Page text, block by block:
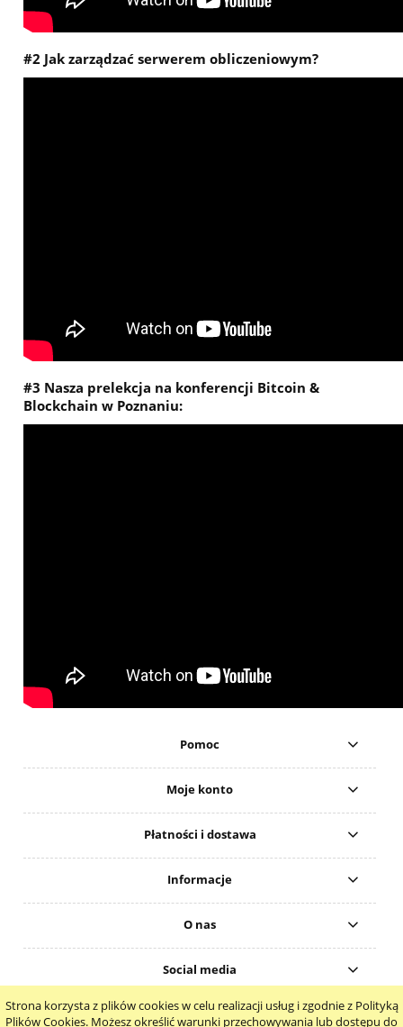
Strona korzysta z plików cookies w celu realizacji usług i zgodnie z Polityką
Plików Cookies. Możesz określić warunki przechowywania lub dostępu do
#2 Jak zarządzać serwerem obliczeniowym?
#3 Nasza prelekcja na konferencji Bitcoin &
Blockchain w Poznaniu:
Pomoc
Moje konto
Płatności i dostawa
Informacje
O nas
Social media
pokaż pełną wersję strony